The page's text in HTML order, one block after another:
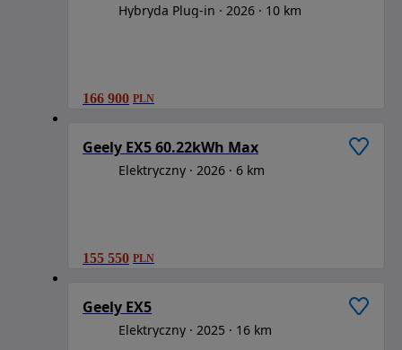
Hybryda Plug-in 2026 10 km
166 900 PLN
Geely EX5 60.22kWh Max
Elektryczny 2026 6 km
155 550 PLN
Geely EX5
Elektryczny 2025 16 km